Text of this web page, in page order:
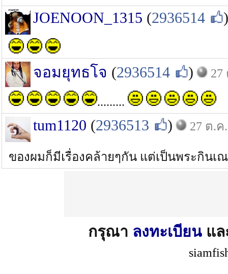
JOENOON_1315 (2936514 )
จอมยุทธโจ (2936514 ) 27
.........
tum1120 (2936513 ) 27 ต.ค
ของผมก็มีเรื่องคล้ายๆกัน แต่เป็นพระกินเ
กรุณา ลงทะเบียน แ